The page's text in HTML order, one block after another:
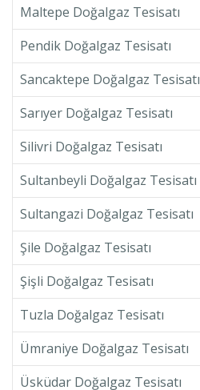
Maltepe Doğalgaz Tesisatı
Pendik Doğalgaz Tesisatı
Sancaktepe Doğalgaz Tesisatı
Sarıyer Doğalgaz Tesisatı
Silivri Doğalgaz Tesisatı
Sultanbeyli Doğalgaz Tesisatı
Sultangazi Doğalgaz Tesisatı
Şile Doğalgaz Tesisatı
Şişli Doğalgaz Tesisatı
Tuzla Doğalgaz Tesisatı
Ümraniye Doğalgaz Tesisatı
Üsküdar Doğalgaz Tesisatı